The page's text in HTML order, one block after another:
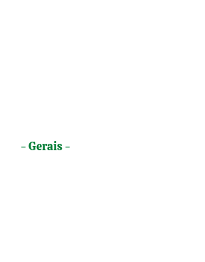
- Gerais -